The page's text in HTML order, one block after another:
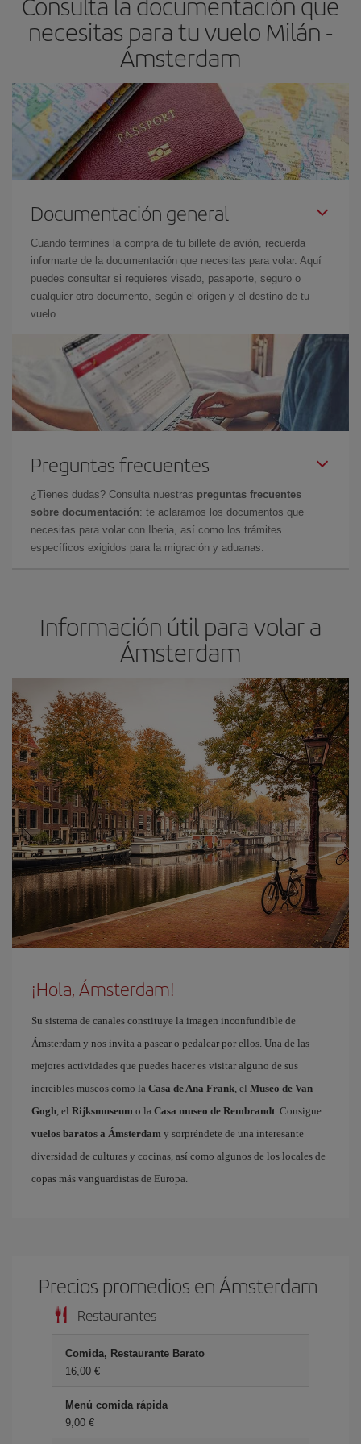
necesitas para tu vuelo Milán -
Ámsterdam
Documentación general
Cuando termines la compra de tu billete de avión, recuerda
informarte de la documentación que necesitas para volar. Aquí
puedes consultar si requieres visado, pasaporte, seguro o
cualquier otro documento, según el origen y el destino de tu
vuelo.
Preguntas frecuentes
¿Tienes dudas? Consulta nuestras preguntas frecuentes
sobre documentación: te aclaramos los documentos que
necesitas para volar con Iberia, así como los trámites
específicos exigidos para la migración y aduanas.
Información útil para volar a
Ámsterdam
¡Hola, Ámsterdam!
Su sistema de canales constituye la imagen inconfundible de
Ámsterdam y nos invita a pasear o pedalear por ellos. Una de las
mejores actividades que puedes hacer es visitar alguno de sus
increíbles museos como la Casa de Ana Frank, el Museo de Van
Gogh, el Rijksmuseum o la Casa museo de Rembrandt. Consigue
vuelos baratos a Ámsterdam y sorpréndete de una interesante
diversidad de culturas y cocinas, así como algunos de los locales de
copas más vanguardistas de Europa.
Precios promedios en Ámsterdam
Restaurantes
Comida, Restaurante Barato
16,00 €
Menú comida rápida
9,00 €